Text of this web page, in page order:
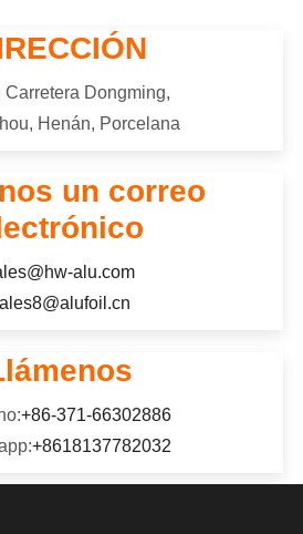
Carretera Dongming,
Henán, Porcelana
un correo
alu.com
+86-371-66302886
+8618137782032